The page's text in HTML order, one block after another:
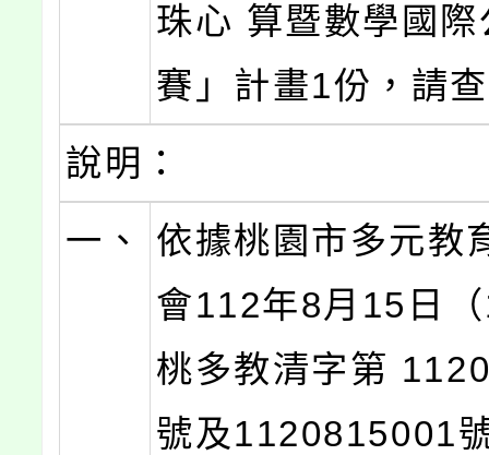
珠心 算暨數學國
賽」計畫1份，請
說明：
一、
依據桃園市多元教
會112年8月15日
桃多教清字第
號及1120815001